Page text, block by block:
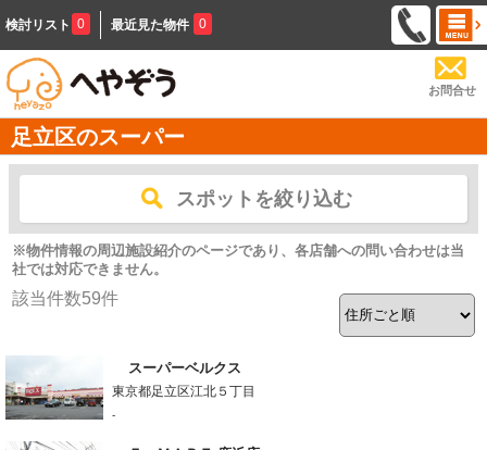
検討リスト 0 最近見た物件 0
お問合せ
足立区のスーパー
スポットを絞り込む
※物件情報の周辺施設紹介のページであり、各店舗への問い合わせは当
社では対応できません。
該当件数59件
スーパーベルクス
東京都足立区江北５丁目
-